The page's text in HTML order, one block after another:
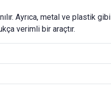
Ayrıca, metal ve plastik gibi
verimli bir araçtır.